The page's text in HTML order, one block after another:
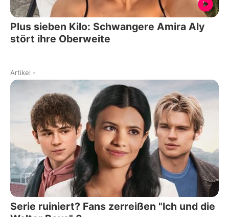
Plus sieben Kilo: Schwangere Amira Aly
stört ihre Oberweite
Artikel -
Serie ruiniert? Fans zerreißen "Ich und die